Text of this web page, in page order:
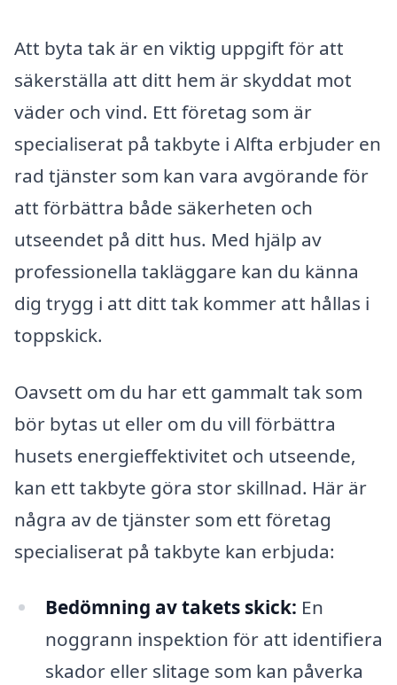
Att byta tak är en viktig uppgift för att
säkerställa att ditt hem är skyddat mot
väder och vind. Ett företag som är
specialiserat på takbyte i Alfta erbjuder en
rad tjänster som kan vara avgörande för
att förbättra både säkerheten och
utseendet på ditt hus. Med hjälp av
professionella takläggare kan du känna
dig trygg i att ditt tak kommer att hållas i
toppskick.
Oavsett om du har ett gammalt tak som
bör bytas ut eller om du vill förbättra
husets energieffektivitet och utseende,
kan ett takbyte göra stor skillnad. Här är
några av de tjänster som ett företag
specialiserat på takbyte kan erbjuda:
Bedömning av takets skick: En
noggrann inspektion för att identifiera
skador eller slitage som kan påverka